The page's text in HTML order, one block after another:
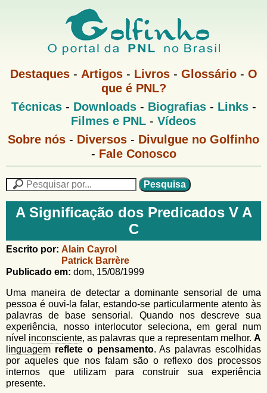
Pular
para
o
principal
G
f
i
n
h
M
u
Destaques- Artigos- Livros- Glossário- O
que é PNL?
M
e
P
Técnicas- Downloads- Biografias- Links-
Filmes e PNL - Vídeos
G
n
e
n
Sobre nós - Diversos - Divulgue no Golfinho
- Fale Conosco
F
m
u
l
á
r
i
o
d
e
i
s
n
G
o
l
f
i
n
h
o
A Significação dos Predicados V A
C
Escrito por: Alain Cayrol
Patrick Barrère
Publicado em: dom, 15/08/1999
Uma maneira de detectar a dominante sensorial de uma
pessoa é ouvi-la falar, estando-se particularmente atento às
palavras de base sensorial. Quando nos descreve sua
experiência, nosso interlocutor seleciona, em geral num
nível inconsciente, as palavras que a representam melhor. A
linguagem reflete o pensamento. As palavras escolhidas
por aqueles que nos falam são o reflexo dos processos
internos que utilizam para construir sua experiência
presente.